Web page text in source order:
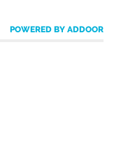
POWERED BY ADDOOR